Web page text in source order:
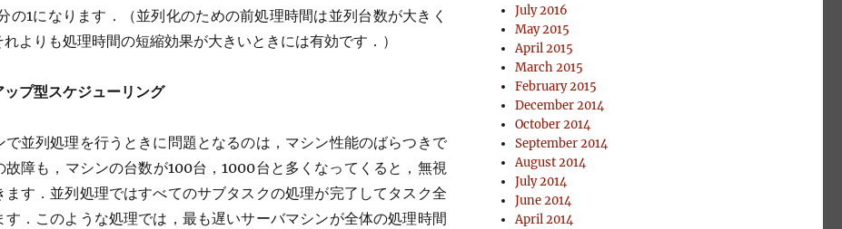
の1になります．（並列化のための前処理時間は並列台数が大きく
よりも処理時間の短縮効果が大きいときには有効です．）
プ型スケジューリング
並列処理を行うときに問題となるのは，マシン性能のばらつきで
障も，マシンの台数が100台，1000台と多くなってくると，無視
す．並列処理ではすべてのサブタスクの処理が完了してタスク全
．このような処理では，最も遅いサーバマシンが全体の処理時間
July 2016
May 2015
April 2015
March 2015
February 2015
December 2014
October 2014
September 2014
August 2014
July 2014
June 2014
April 2014